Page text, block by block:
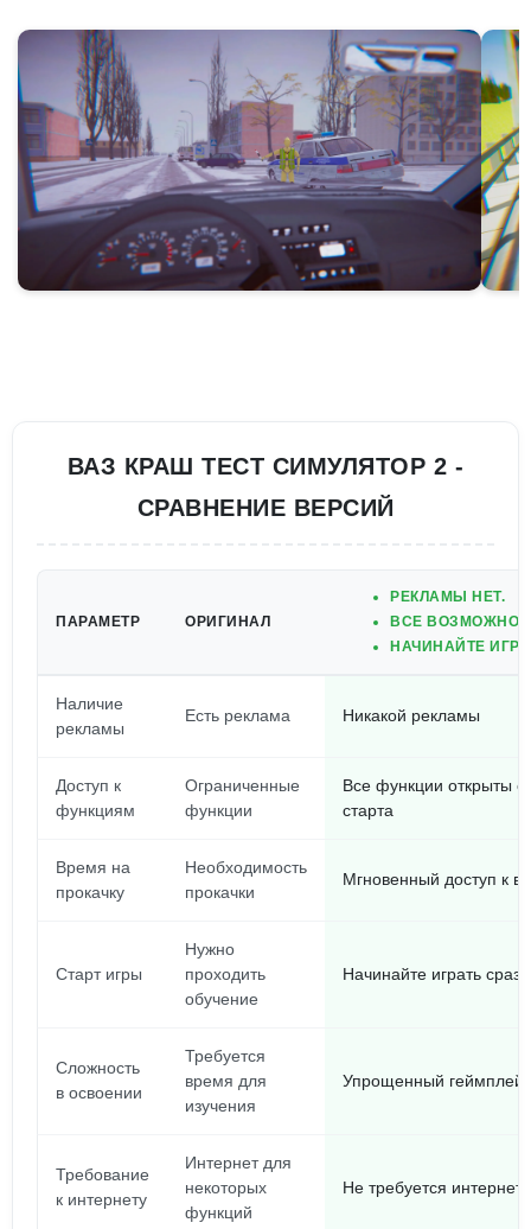
ВАЗ КРАШ ТЕСТ СИМУЛЯТОР 2 -
СРАВНЕНИЕ ВЕРСИЙ
ПАРАМЕТР ОРИГИНАЛ
РЕКЛАМЫ НЕТ.
ВСЕ
НАЧИНАЙТЕ
Наличие
рекламы
Есть реклама Никакой рекламы
Доступ к
функциям
Ограниченные
функции
Все функции открыты с
старта
Время на
прокачку
Необходимость
прокачки
Мгновенный доступ к
Старт игры
Нужно
проходить
обучение
Начинайте играть сразу
Сложность
в освоении
Требуется
время для
изучения
Упрощенный геймплей
Требование
к интернету
Интернет для
некоторых
функций
Не требуется интернет